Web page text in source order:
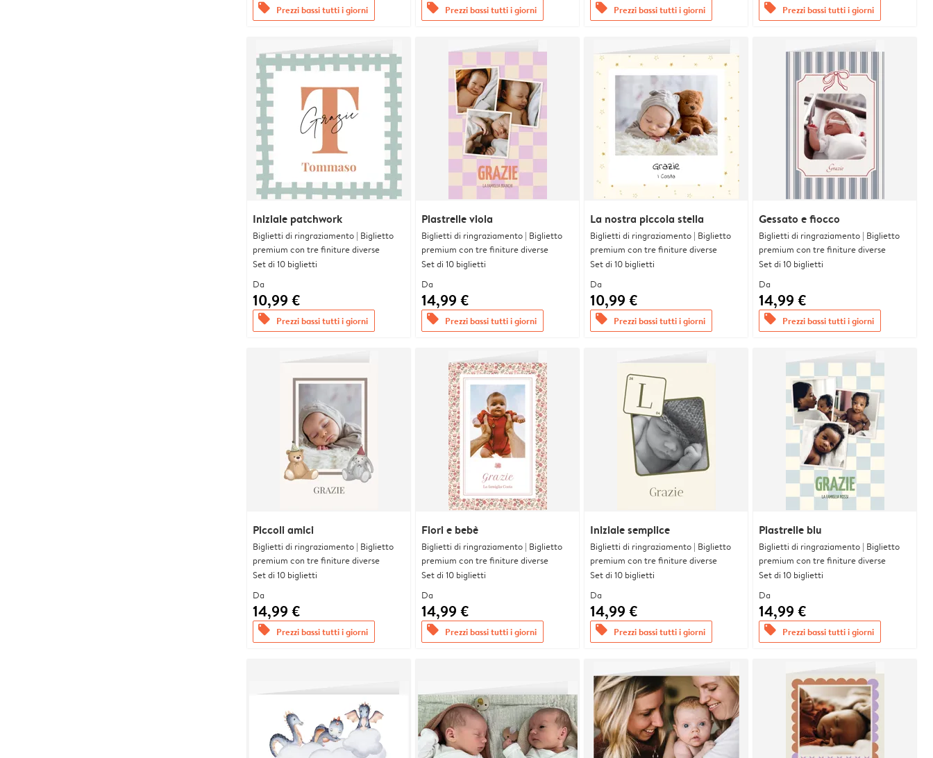
offers Prezzi bassi tutti i giorni offers Prezzi bassi tutti i giorni offers Prezzi bassi tutti i giorni offers Prezzi bassi tutti i giorni
Iniziale patchwork
Biglietti di ringraziamento | Biglietto
premium con tre finiture diverse
Set di 10 biglietti
Da
10,99 €
offers Prezzi bassi tutti i giorni
Piastrelle viola
Biglietti di ringraziamento | Biglietto
premium con tre finiture diverse
Set di 10 biglietti
Da
14,99 €
offers Prezzi bassi tutti i giorni
La nostra piccola stella
Biglietti di ringraziamento | Biglietto
premium con tre finiture diverse
Set di 10 biglietti
Da
10,99 €
offers Prezzi bassi tutti i giorni
Gessato e fiocco
Biglietti di ringraziamento | Biglietto
premium con tre finiture diverse
Set di 10 biglietti
Da
14,99 €
offers Prezzi bassi tutti i giorni
Piccoli amici
Biglietti di ringraziamento | Biglietto
premium con tre finiture diverse
Set di 10 biglietti
Da
14,99 €
offers Prezzi bassi tutti i giorni
Fiori e bebè
Biglietti di ringraziamento | Biglietto
premium con tre finiture diverse
Set di 10 biglietti
Da
14,99 €
offers Prezzi bassi tutti i giorni
Iniziale semplice
Biglietti di ringraziamento | Biglietto
premium con tre finiture diverse
Set di 10 biglietti
Da
14,99 €
offers Prezzi bassi tutti i giorni
Piastrelle blu
Biglietti di ringraziamento | Biglietto
premium con tre finiture diverse
Set di 10 biglietti
Da
14,99 €
offers Prezzi bassi tutti i giorni